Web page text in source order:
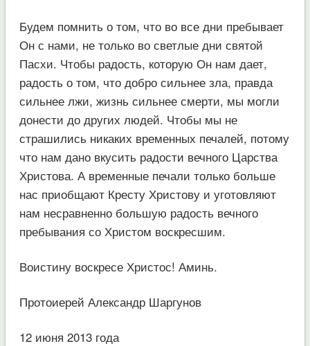
Будем помнить о том, что во все дни пребывает
Он с нами, не только во светлые дни святой
Пасхи. Чтобы радость, которую Он нам дает,
радость о том, что добро сильнее зла, правда
сильнее лжи, жизнь сильнее смерти, мы могли
донести до других людей. Чтобы мы не
страшились никаких временных печалей, потому
что нам дано вкусить радости вечного Царства
Христова. А временные печали только больше
нас приобщают Кресту Христову и уготовляют
нам несравненно большую радость вечного
пребывания со Христом воскресшим.
Воистину воскресе Христос! Аминь.
Протоиерей Александр Шаргунов
12 июня 2013 года